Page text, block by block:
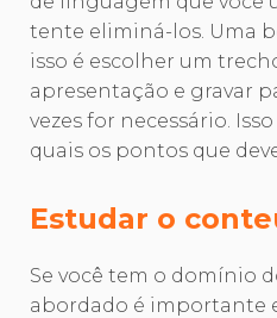
tente eliminá-los. Uma
isso é escolher um
apresentação e gravar
vezes for necessário.
quais os pontos que
Estudar o
Se você tem o domínio
abordado é importante